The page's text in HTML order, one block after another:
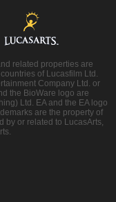
related properties are
of Lucasfilm Ltd.
Company Ltd. or
the BioWare logo are
Ltd. EA and the EA logo
are the property of
by or related to LucasArts,